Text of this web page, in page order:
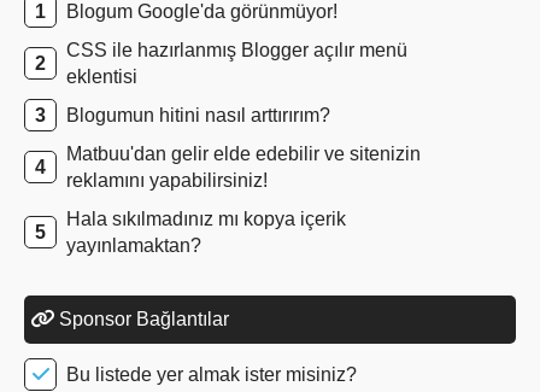
Blogum Google'da görünmüyor!
CSS ile hazırlanmış Blogger açılır menü
eklentisi
Blogumun hitini nasıl arttırırım?
Matbuu'dan gelir elde edebilir ve sitenizin
reklamını yapabilirsiniz!
Hala sıkılmadınız mı kopya içerik
yayınlamaktan?
Sponsor Bağlantılar
Bu listede yer almak ister misiniz?